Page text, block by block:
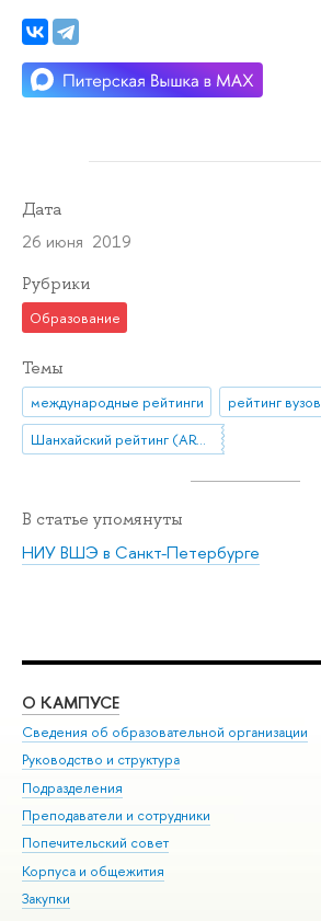
Дата
26 июня 2019
Рубрики
Образование
Темы
международные рейтинги
рейтинг вузов
Шанхайский рейтинг (ARWU)
В статье упомянуты
НИУ ВШЭ в Санкт-Петербурге
О КАМПУСЕ
Сведения об образовательной организации
Руководство и структура
Подразделения
Преподаватели и сотрудники
Попечительский совет
Корпуса и общежития
Закупки